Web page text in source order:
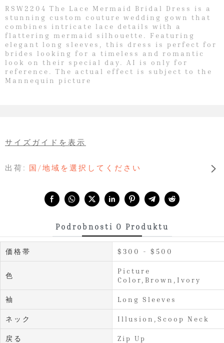
RSW2204 The Lace Mermaid Bridal Dress is a
stunning custom couture wedding gown that
combines intricate lace details with a
flattering mermaid silhouette. Featuring
elegant long sleeves, this dress is perfect for
brides looking for a timeless and romantic
look on their special day. AI is only for
reference. The actual effect is subject to the
Mannequin picture
出荷: 国/地域を選択してください
サイズガイドを表示
Podrobnosti O Produktu
価格帯 $300 - $500
色
Picture
Color,Brown,Ivory
袖 Long Sleeves
ネック Illusion,Scoop Neck
戻る Zip Up